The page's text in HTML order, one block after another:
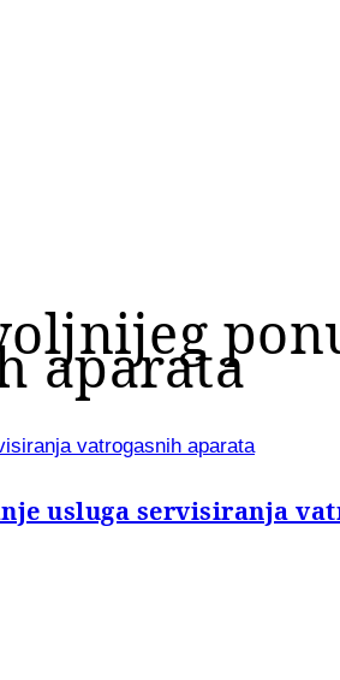
aparata
vatrogasnih aparata
usluga servisiranja